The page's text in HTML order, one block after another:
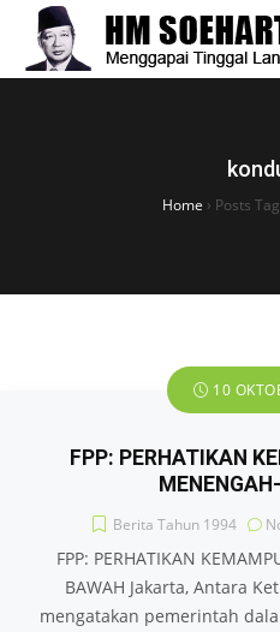
Home › Posts
10
FPP: PERHATIKAN
Berita Tahun 1994
FPP: PERHATIKAN
BAWAH Jakarta, Antara
mengatakan pemerintah